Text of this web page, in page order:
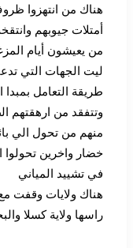
هناك من انتهزوا
أمتلات جيوبهم
من يعيشون أيام
ليت الجهات التي
طريقة التعامل بمبدا
وتتفقد من ارهقتهم
منهم من تحول الي
خضار واخرين
في تشييد المياني
هناك ولايات وقفت
راسها ولاية كسلا